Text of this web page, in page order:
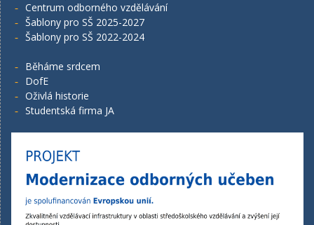
Centrum odborného vzdělávání
Šablony pro SŠ 2025-2027
Šablony pro SŠ 2022-2024
Běháme srdcem
DofE
Oživlá historie
Studentská firma JA